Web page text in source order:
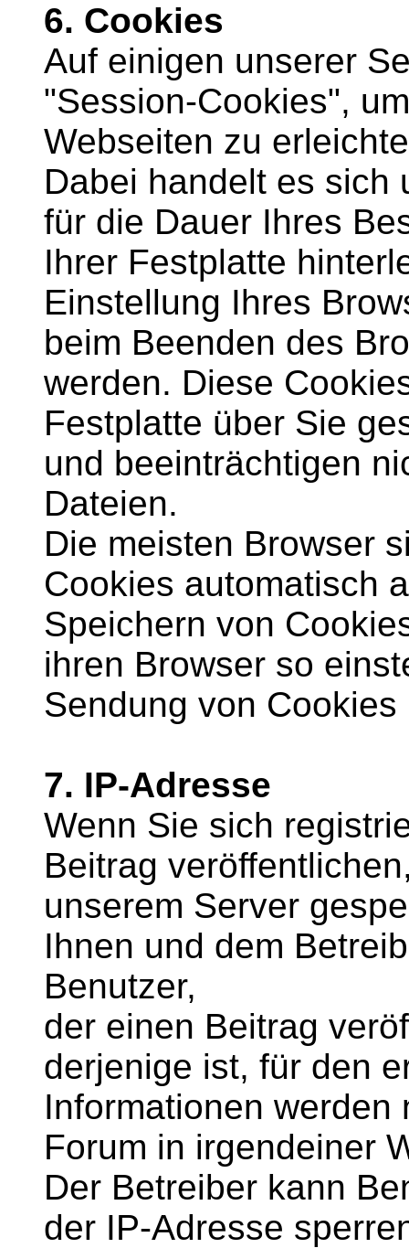
6. Cookies
Auf einigen unserer
"Session-Cookies",
Webseiten zu
Dabei handelt es sich
für die Dauer Ihres
Ihrer Festplatte
Einstellung Ihres
beim Beenden des
werden. Diese
Festplatte über Sie
und beeinträchtigen
Dateien.
Die meisten Browser
Cookies automatisch
Speichern von
ihren Browser so
Sendung von Cookies
7. IP-Adresse
Wenn Sie sich
Beitrag
unserem Server
Ihnen und dem
Benutzer,
der einen Beitrag
derjenige ist, für den
Informationen
Forum in irgendeiner
Der Betreiber kann
der IP-Adresse